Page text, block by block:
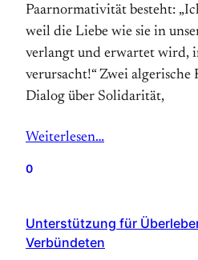
Paarnormativität besteht:
weil die Liebe wie sie in
verlangt und erwartet wird,
verursacht!“ Zwei
Dialog über Solidarität,
Weiterlesen…
0
Unterstützung für
Verbündeten